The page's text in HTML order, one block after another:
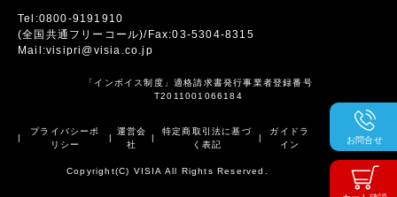
お問合せ
Tel:0800-9191910
(全国共通フリーコール)/Fax:03-5304-8315
Mail:visipri@visia.co.jp
「インボイス制度」適格請求書発行事業者登録番号
T2011001066184
|
プライバシーポ
リシー
|
運営会
社
|
特定商取引法に基づ
く表記
|
ガイドラ
イン
Copyright(C) VISIA All Rights Reserved.